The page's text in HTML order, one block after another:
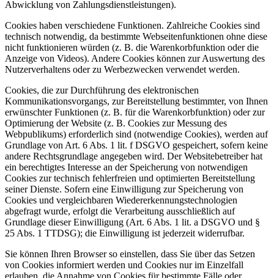
Abwicklung von Zahlungsdienstleistungen).
Cookies haben verschiedene Funktionen. Zahlreiche Cookies sind
technisch notwendig, da bestimmte Webseitenfunktionen ohne diese
nicht funktionieren würden (z. B. die Warenkorbfunktion oder die
Anzeige von Videos). Andere Cookies können zur Auswertung des
Nutzerverhaltens oder zu Werbezwecken verwendet werden.
Cookies, die zur Durchführung des elektronischen
Kommunikationsvorgangs, zur Bereitstellung bestimmter, von Ihnen
erwünschter Funktionen (z. B. für die Warenkorbfunktion) oder zur
Optimierung der Website (z. B. Cookies zur Messung des
Webpublikums) erforderlich sind (notwendige Cookies), werden auf
Grundlage von Art. 6 Abs. 1 lit. f DSGVO gespeichert, sofern keine
andere Rechtsgrundlage angegeben wird. Der Websitebetreiber hat
ein berechtigtes Interesse an der Speicherung von notwendigen
Cookies zur technisch fehlerfreien und optimierten Bereitstellung
seiner Dienste. Sofern eine Einwilligung zur Speicherung von
Cookies und vergleichbaren Wiedererkennungstechnologien
abgefragt wurde, erfolgt die Verarbeitung ausschließlich auf
Grundlage dieser Einwilligung (Art. 6 Abs. 1 lit. a DSGVO und §
25 Abs. 1 TTDSG); die Einwilligung ist jederzeit widerrufbar.
Sie können Ihren Browser so einstellen, dass Sie über das Setzen
von Cookies informiert werden und Cookies nur im Einzelfall
erlauben, die Annahme von Cookies für bestimmte Fälle oder